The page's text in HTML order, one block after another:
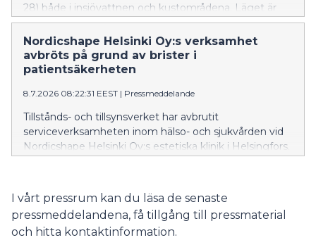
28) både i insjövattnen och kustområdena. Läget är
dock lugnare än normalt för tidpunkten.
Nordicshape Helsinki Oy:s verksamhet
avbröts på grund av brister i
patientsäkerheten
8.7.2026 08:22:31 EEST | Pressmeddelande
Tillstånds- och tillsynsverket har avbrutit
serviceverksamheten inom hälso- och sjukvården vid
Nordicshape Helsinki Oy:s estetiska klinik i Helsingfors.
I vårt pressrum kan du läsa de senaste
pressmeddelandena, få tillgång till pressmaterial
och hitta kontaktinformation.